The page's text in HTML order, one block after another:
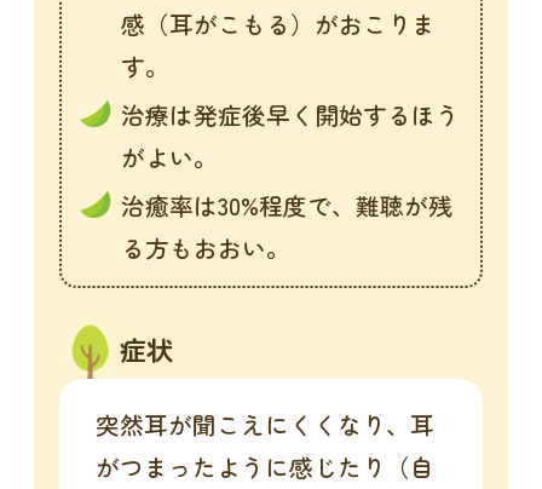
感（耳がこもる）がおこりま
す。
治療は発症後早く開始するほう
がよい。
治癒率は30%程度で、難聴が残
る方もおおい。
症状
突然耳が聞こえにくくなり、耳
がつまったように感じたり（自